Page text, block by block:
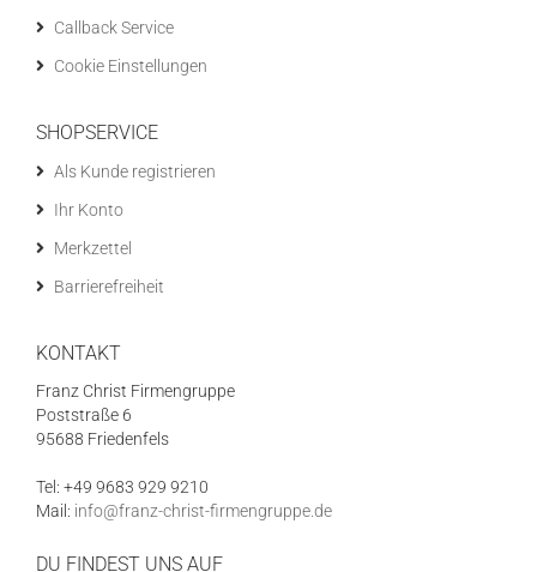
Callback Service
Cookie Einstellungen
SHOPSERVICE
Als Kunde registrieren
Ihr Konto
Merkzettel
Barrierefreiheit
KONTAKT
Franz Christ Firmengruppe
Poststraße 6
95688 Friedenfels
Tel: +49 9683 929 9210
Mail: info@franz-christ-firmengruppe.de
DU FINDEST UNS AUF